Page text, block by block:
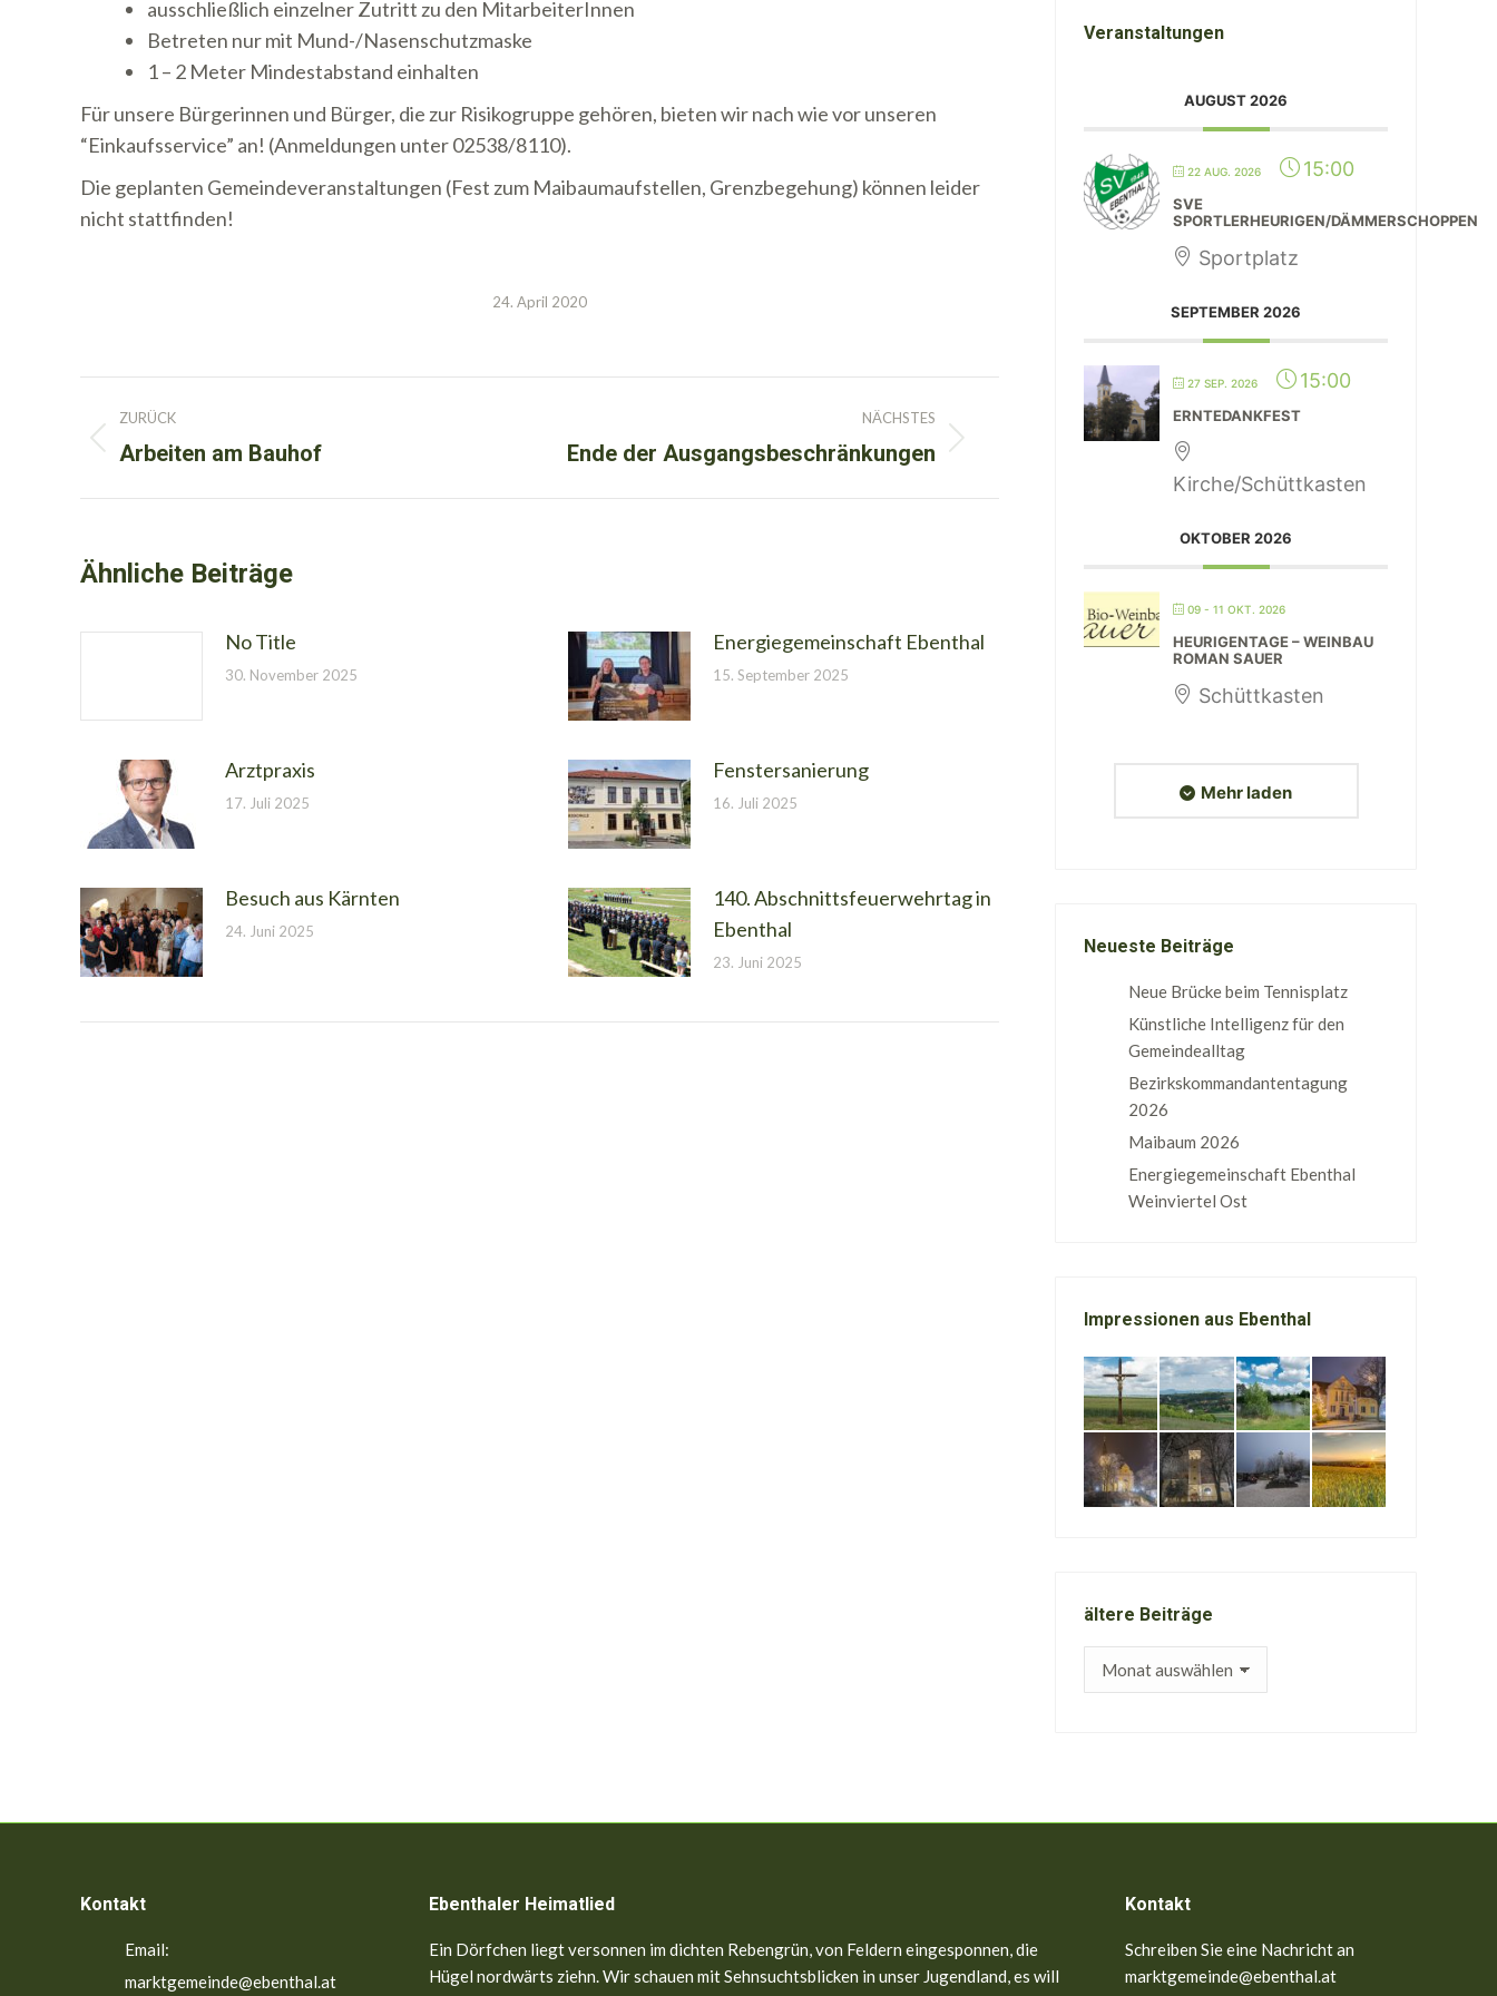
ausschließlich einzelner Zutritt zu den MitarbeiterInnen
Betreten nur mit Mund-/Nasenschutzmaske
1 – 2 Meter Mindestabstand einhalten
Für unsere Bürgerinnen und Bürger, die zur Risikogruppe gehören, bieten wir nach wie vor unseren
“Einkaufsservice” an! (Anmeldungen unter 02538/8110).
Die geplanten Gemeindeveranstaltungen (Fest zum Maibaumaufstellen, Grenzbegehung) können leider
nicht stattfinden!
24. April 2020
Kommentarnavigation
ZURÜCK
Vorheriger
Arbeiten am Bauhof
NÄCHSTES
Nächster
Ende der Ausgangsbeschränkungen
Ähnliche Beiträge
No Title
30. November 2025
Energiegemeinschaft Ebenthal
15. September 2025
Arztpraxis
17. Juli 2025
Fenstersanierung
16. Juli 2025
Besuch aus Kärnten
24. Juni 2025
140. Abschnittsfeuerwehrtag in
Ebenthal
23. Juni 2025
Veranstaltungen
AUGUST 2026
22 AUG. 2026 15:00
SVE
SPORTLERHEURIGEN/DÄMMERSCHOPPEN
Sportplatz
SEPTEMBER 2026
27 SEP. 2026 15:00
ERNTEDANKFEST
Kirche/Schüttkasten
OKTOBER 2026
09 - 11 OKT. 2026
HEURIGENTAGE – WEINBAU
ROMAN SAUER
Schüttkasten
Mehr laden
Neueste Beiträge
Neue Brücke beim Tennisplatz
Künstliche Intelligenz für den
Gemeindealltag
Bezirkskommandantentagung
2026
Maibaum 2026
Energiegemeinschaft Ebenthal
Weinviertel Ost
Impressionen aus Ebenthal
ältere Beiträge
Kontakt
Email:
marktgemeinde@ebenthal.at
Ebenthaler Heimatlied
Ein Dörfchen liegt versonnen im dichten Rebengrün, von Feldern eingesponnen, die
Hügel nordwärts ziehn. Wir schauen mit Sehnsuchtsblicken in unser Jugendland, es will
Kontakt
Schreiben Sie eine Nachricht an
marktgemeinde@ebenthal.at